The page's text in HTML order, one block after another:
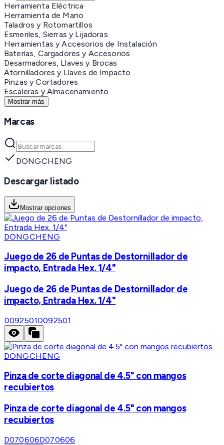
Herramienta Eléctrica
Herramienta de Mano
Taladros y Rotomartillos
Esmeriles, Sierras y Lijadoras
Herramientas y Accesorios de Instalación
Baterías, Cargadores y Accesorios
Desarmadores, Llaves y Brocas
Atornilladores y Llaves de Impacto
Pinzas y Cortadores
Escaleras y Almacenamiento
Mostrar más
Marcas
DONGCHENG
Descargar listado
Mostrar opciones
DONGCHENG
Juego de 26 de Puntas de Destornillador de
impacto, Entrada Hex. 1/4"
Juego de 26 de Puntas de Destornillador de
impacto, Entrada Hex. 1/4"
D092501D092501
DONGCHENG
Pinza de corte diagonal de 4.5" con mangos
recubiertos
Pinza de corte diagonal de 4.5" con mangos
recubiertos
D070606D070606